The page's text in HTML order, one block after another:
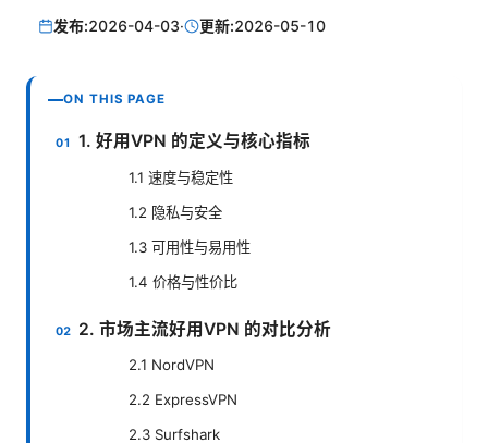
发布:2026-04-03· 更新:2026-05-10
ON THIS PAGE
1. 好用VPN 的定义与核心指标
1.1 速度与稳定性
1.2 隐私与安全
1.3 可用性与易用性
1.4 价格与性价比
2. 市场主流好用VPN 的对比分析
2.1 NordVPN
2.2 ExpressVPN
2.3 Surfshark